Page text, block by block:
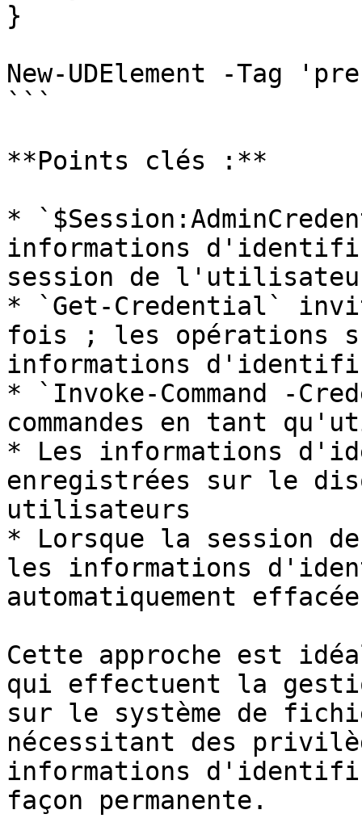
}
New-UDElement -Tag
```
**Points clés :**
*
informations
session de l'utilisateur
* `Get-Credential`
fois ; les opérations
informations
* `Invoke-Command -
commandes en tant
* Les informations
enregistrées sur le
utilisateurs
* Lorsque la session
les informations
automatiquement
Cette approche est
qui effectuent la
sur le système de
nécessitant des
informations
façon permanente.